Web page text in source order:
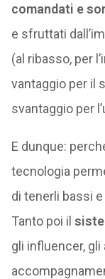
comandati e
e sfruttati
(al ribasso, per
vantaggio per il
svantaggio per
E dunque:
tecnologia
di tenerli bassi
Tanto poi il
gli influencer,